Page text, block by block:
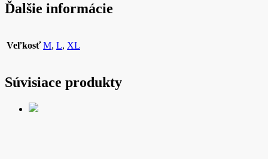
Ďalšie informácie
Veľkosť M, L, XL
Súvisiace produkty